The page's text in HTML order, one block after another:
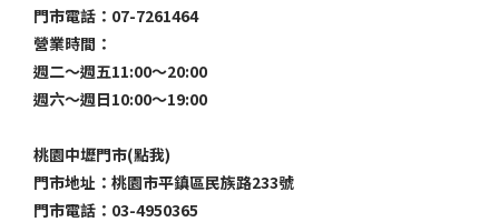
門市電話：07-7261464
營業時間：
週二～週五11:00～20:00
週六～週日10:00～19:00
桃園中壢門市(點我)
門市地址：桃園市平鎮區民族路233號
門市電話：03-4950365